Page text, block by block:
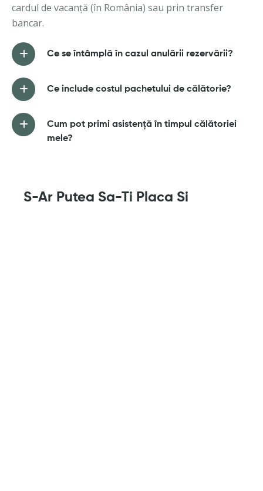
cardul de vacanță (în România) sau prin transfer
bancar.
Ce se întâmplă în cazul anulării rezervării?
Ce include costul pachetului de călătorie?
Cum pot primi asistență în timpul călătoriei
mele?
S-Ar Putea Sa-Ti Placa Si